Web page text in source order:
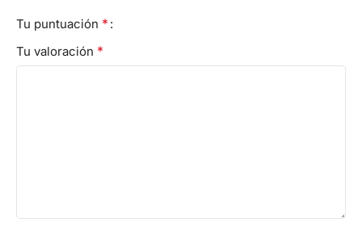
Tu puntuación *
Tu valoración *